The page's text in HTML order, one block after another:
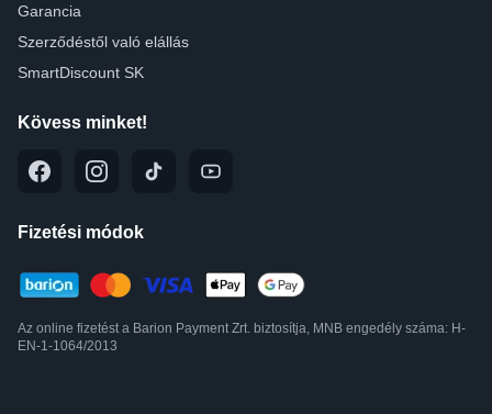
Garancia
Szerződéstől való elállás
SmartDiscount SK
Kövess minket!
Fizetési módok
Az online fizetést a Barion Payment Zrt. biztosítja, MNB engedély száma: H-
EN-1-1064/2013